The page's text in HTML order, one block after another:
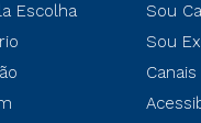
Escolha
Sou
Sou